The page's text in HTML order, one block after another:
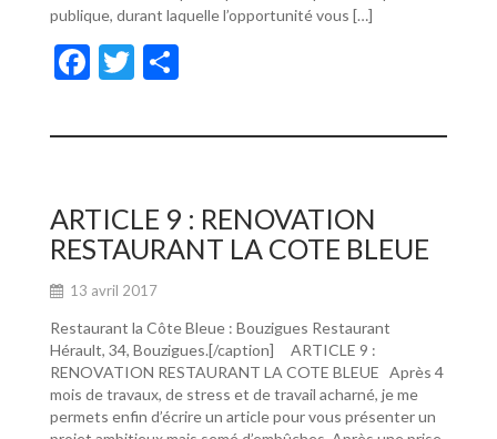
publique, durant laquelle l’opportunité vous […]
F
e
o
o
k
T
itt ta
er
ARTICLE 9 : RENOVATION
RESTAURANT LA COTE BLEUE
13 avril 2017
Restaurant la Côte Bleue : Bouzigues Restaurant
Hérault, 34, Bouzigues.[/caption] ARTICLE 9 :
RENOVATION RESTAURANT LA COTE BLEUE Après 4
mois de travaux, de stress et de travail acharné, je me
permets enfin d’écrire un article pour vous présenter un